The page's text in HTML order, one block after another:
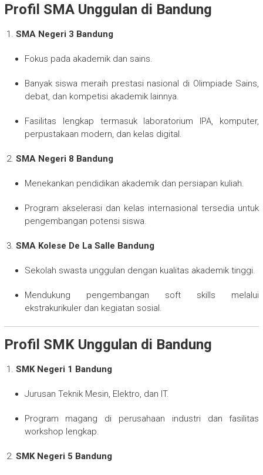
Profil SMA Unggulan di Bandung
SMA Negeri 3 Bandung
Fokus pada akademik dan sains.
Banyak siswa meraih prestasi nasional di Olimpiade Sains,
debat, dan kompetisi akademik lainnya.
Fasilitas lengkap termasuk laboratorium IPA, komputer,
perpustakaan modern, dan kelas digital.
SMA Negeri 8 Bandung
Menekankan pendidikan akademik dan persiapan kuliah.
Program akselerasi dan kelas internasional tersedia untuk
pengembangan potensi siswa.
SMA Kolese De La Salle Bandung
Sekolah swasta unggulan dengan kualitas akademik tinggi.
Mendukung pengembangan soft skills melalui
ekstrakurikuler dan kegiatan sosial.
Profil SMK Unggulan di Bandung
SMK Negeri 1 Bandung
Jurusan Teknik Mesin, Elektro, dan IT.
Program magang di perusahaan industri dan fasilitas
workshop lengkap.
SMK Negeri 5 Bandung